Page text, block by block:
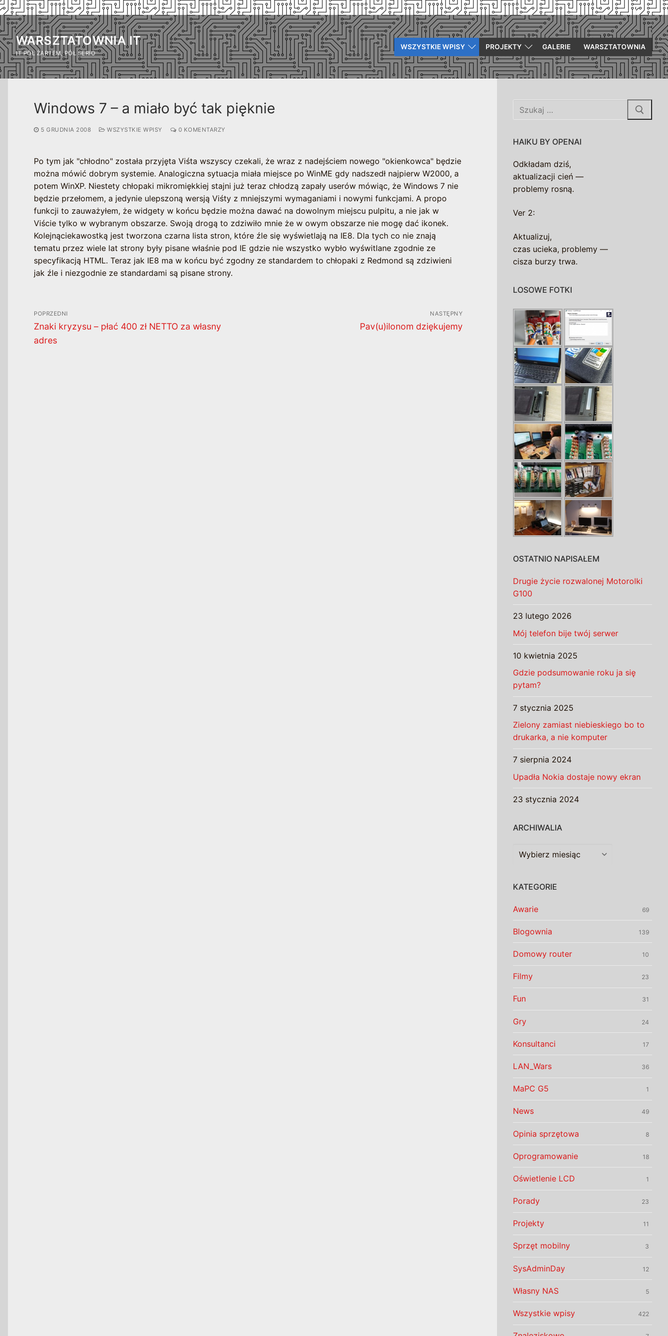
Przejdź
do
treściWARSZTATOWNIA IT
IT PÓŁ ŻARTEM, PÓŁ SERIO
WSZYSTKIE WPISY PROJEKTY GALERIE WARSZTATOWNIA
Windows 7 – a miało być tak pięknie
5 GRUDNIA 2008 WSZYSTKIE WPISY 0 KOMENTARZY
Po tym jak "chłodno" została przyjęta Viśta wszyscy czekali, że wraz z nadejściem nowego "okienkowca" będzie
można mówić dobrym systemie. Analogiczna sytuacja miała miejsce po WinME gdy nadszedł najpierw W2000, a
potem WinXP. Niestety chłopaki mikromiękkiej stajni już teraz chłodzą zapały userów mówiąc, że Windows 7 nie
będzie przełomem, a jedynie ulepszoną wersją Viśty z mniejszymi wymaganiami i nowymi funkcjami. A propo
funkcji to zauważyłem, że widgety w końcu będzie można dawać na dowolnym miejscu pulpitu, a nie jak w
Viście tylko w wybranym obszarze. Swoją drogą to zdziwiło mnie że w owym obszarze nie mogę dać ikonek.
Kolejnąciekawostką jest tworzona czarna lista stron, które źle się wyświetlają na IE8. Dla tych co nie znają
tematu przez wiele lat strony były pisane właśnie pod IE gdzie nie wszystko wybło wyświtlane zgodnie ze
specyfikacją HTML. Teraz jak IE8 ma w końcu być zgodny ze standardem to chłopaki z Redmond są zdziwieni
jak źle i niezgodnie ze standardami są pisane strony.
Nawigacja
wpisu
POPRZEDNI
Poprzedni
wpis:
Znaki kryzysu – płać 400 zł NETTO za własny
adres
NASTĘPNY
Następny
Pav(u)ilonom dziękujemy
Szukaj:
HAIKU BY OPENAI
Odkładam dziś,
aktualizacji cień —
problemy rosną.
Ver 2:
Aktualizuj,
czas ucieka, problemy —
cisza burzy trwa.
LOSOWE FOTKI
OSTATNIO NAPISAŁEM
Drugie życie rozwalonej Motorolki
G100
23 lutego 2026
Mój telefon bije twój serwer
10 kwietnia 2025
Gdzie podsumowanie roku ja się
pytam?
7 stycznia 2025
Zielony zamiast niebieskiego bo to
drukarka, a nie komputer
7 sierpnia 2024
Upadła Nokia dostaje nowy ekran
23 stycznia 2024
ARCHIWALIA
Archiwalia
KATEGORIE
Awarie 69
Blogownia 139
Domowy router 10
Filmy 23
Fun 31
Gry 24
Konsultanci 17
LAN_Wars 36
MaPC G5 1
News 49
Opinia sprzętowa 8
Oprogramowanie 18
Oświetlenie LCD 1
Porady 23
Projekty 11
Sprzęt mobilny 3
SysAdminDay 12
Własny NAS 5
Wszystkie wpisy 422